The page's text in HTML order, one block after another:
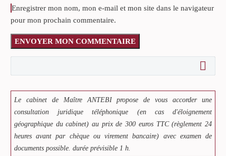
Enregistrer mon nom, mon e-mail et mon site dans le navigateur
pour mon prochain commentaire.
ENVOYER MON COMMENTAIRE
Le cabinet de Maître ANTEBI propose de vous accorder une
consultation juridique téléphonique (en cas d'éloignement
géographique du cabinet) au prix de 300 euros TTC (règlement 24
heures avant par chèque ou virement bancaire) avec examen de
documents possible. durée prévisible 1 h.